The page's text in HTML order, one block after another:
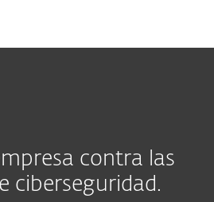
contra las
ciberseguridad.